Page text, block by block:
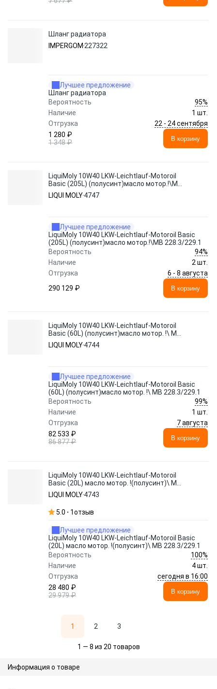
Шланг радиатора
IMPERGOM 227322
Лучшее предложение
Шланг радиатора
Вероятность
95%
Наличие
1 шт.
Отгрузка
22 - 24 сентября
1 280 ₽
1 348 ₽
В корзину
LiquiMoly 10W40 LKW-Leichtlauf-Motoroil
Basic (205L) (полусинт)масло мотор.!\MB
228.3/229.1
LIQUI MOLY4747
Лучшее предложение
LiquiMoly 10W40 LKW-Leichtlauf-Motoroil Basic
(205L) (полусинт)масло мотор.!\MB 228.3/229.1
Вероятность
94%
Наличие
2 шт.
Отгрузка
6 - 8 августа
290 129 ₽
В корзину
LiquiMoly 10W40 LKW-Leichtlauf-Motoroil
Basic (60L) (полусинт)масло мотор. !\ MB
228.3/229.1
LIQUI MOLY4744
Лучшее предложение
LiquiMoly 10W40 LKW-Leichtlauf-Motoroil Basic
(60L) (полусинт)масло мотор. !\ MB 228.3/229.1
Вероятность
99%
Наличие
1 шт.
Отгрузка
7 августа
82 533 ₽
86 877 ₽
В корзину
LiquiMoly 10W40 LKW-Leichtlauf-Motoroil
Basic (20L) масло мотор. !(полусинт)\ MB
228.3/229.1
LIQUI MOLY4743
5.0 1отзыв
Лучшее предложение
LiquiMoly 10W40 LKW-Leichtlauf-Motoroil Basic
(20L) масло мотор. !(полусинт)\ MB 228.3/229.1
Вероятность
100%
Наличие
4 шт.
Отгрузка
сегодня в 16:00
28 480 ₽
29 979 ₽
В корзину
1 2 3
1 — 8 из 20 товаров
Информация о товаре